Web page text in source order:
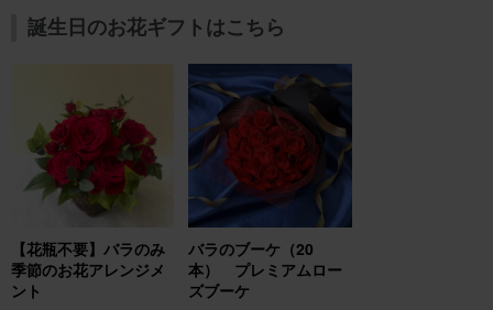
シロタエギクの花言葉
シロタエギクの花言葉の由来
1月27日の誕生花「デージー」
デージーの花言葉
デージーの花言葉の由来
1月27日の誕生花「ツバキ」
ツバキの花言葉
ツバキの花言葉の由来
月の誕生花の紹介 1月の誕生花 「スイートピ
誕生日のお花ギフトはこちら
【花瓶不要】バラのみ
季節のお花アレンジメ
ント
バラのブーケ（20
本） プレミアムロー
ズブーケ